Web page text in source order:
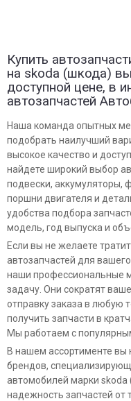
Купить
на skoda (шкода)
доступной цене, в
автозапчастей
Наша команда опытных
подобрать наилучший
высокое качество и
найдете широкий выбор
подвески, аккумуляторы,
поршни двигателя и
удобства подбора
модель, год выпуска и
Если вы не желаете
автозапчастей для
наши профессиональные
задачу. Они сократят
отправку заказа в любую
получить запчасти в
Мы работаем с
В нашем ассортименте вы
брендов,
автомобилей марки
надежность запчастей от